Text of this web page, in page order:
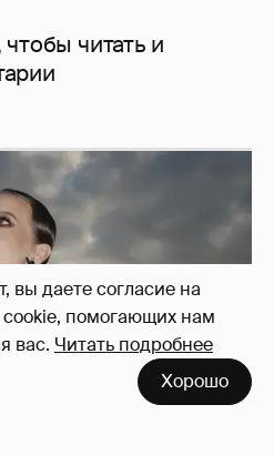
вы даете согласие на
cookie, помогающих нам
вас. Читать подробнее
Хорошо
чтобы читать и